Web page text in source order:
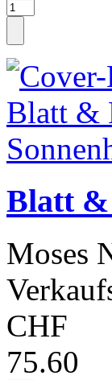
Blatt &
Moses
CHF
75.60